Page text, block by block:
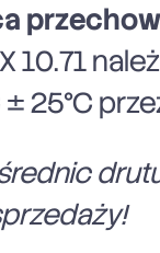
10.71
±25°C